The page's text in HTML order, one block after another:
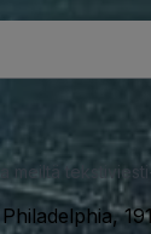
meiltä